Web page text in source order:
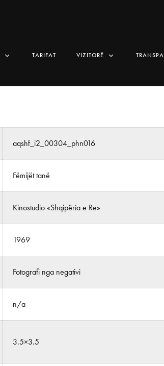
TARIFAT VIZITORË
aqshf_i2_00304_phn016
Fëmijët tanë
Kinostudio «Shqipëria e Re»
1969
Fotografi nga negativi
n/a
3.5×3.5